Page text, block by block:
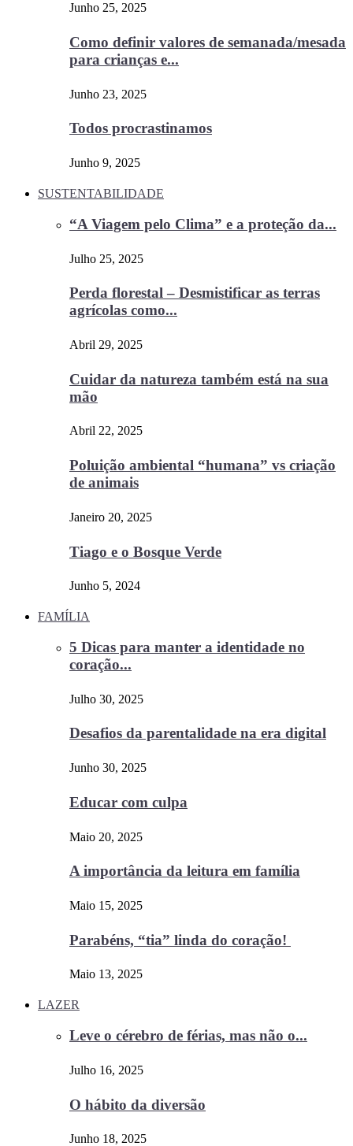
Junho 25, 2025
Como definir valores de semanada/mesada
para crianças e...
Junho 23, 2025
Todos procrastinamos
Junho 9, 2025
SUSTENTABILIDADE
“A Viagem pelo Clima” e a proteção da...
Julho 25, 2025
Perda florestal – Desmistificar as terras
agrícolas como...
Abril 29, 2025
Cuidar da natureza também está na sua
mão
Abril 22, 2025
Poluição ambiental “humana” vs criação
de animais
Janeiro 20, 2025
Tiago e o Bosque Verde
Junho 5, 2024
FAMÍLIA
5 Dicas para manter a identidade no
coração...
Julho 30, 2025
Desafios da parentalidade na era digital
Junho 30, 2025
Educar com culpa
Maio 20, 2025
A importância da leitura em família
Maio 15, 2025
Parabéns, “tia” linda do coração!
Maio 13, 2025
LAZER
Leve o cérebro de férias, mas não o...
Julho 16, 2025
O hábito da diversão
Junho 18, 2025